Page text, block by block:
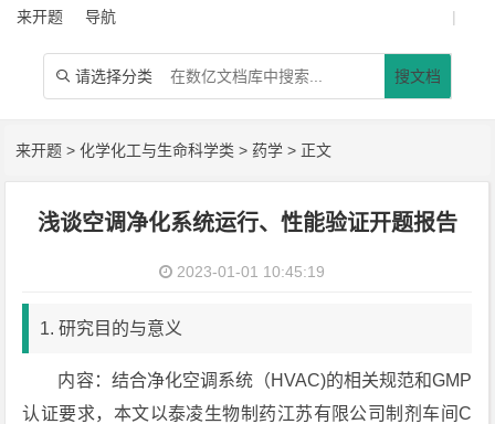
来开题 导航 |
 请选择分类 搜文档
来开题 >化学化工与生命科学类 > 药学 > 正文
浅谈空调净化系统运行、性能验证开题报告
2023-01-01 10:45:19
1. 研究目的与意义
内容：结合净化空调系统（HVAC)的相关规范和GMP
认证要求，本文以泰凌生物制药江苏有限公司制剂车间C